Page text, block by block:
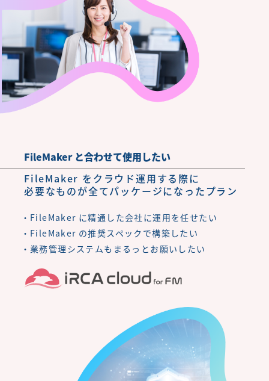
FileMaker と合わせて使用したい
FileMaker をクラウド運用する際に
必要なものが全てパッケージになったプラン
FileMaker に精通した会社に運用を任せたい
FileMaker の推奨スペックで構築したい
業務管理システムもまるっとお願いしたい